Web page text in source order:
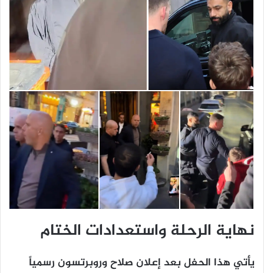
نهاية الرحلة واستعدادات الختام
يأتي هذا الحفل بعد إعلان صلاح وروبرتسون رسمياً